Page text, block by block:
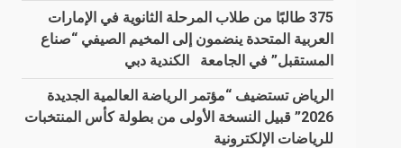
375 طالبًا من طلاب المرحلة الثانوية في الإمارات
العربية المتحدة ينضمون إلى المخيم الصيفي “صناع
المستقبل” في الجامعة الكندية دبي
الرياض تستضيف “مؤتمر الرياضة العالمية الجديدة
2026” قبيل النسخة الأولى من بطولة كأس المنتخبات
للرياضات الإلكترونية